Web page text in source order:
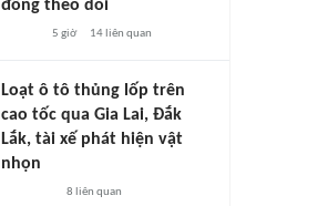
đông theo dõi
5 giờ 14liên quan
Loạt ô tô thủng lốp trên
cao tốc qua Gia Lai, Đắk
Lắk, tài xế phát hiện vật
nhọn
8 liên quan